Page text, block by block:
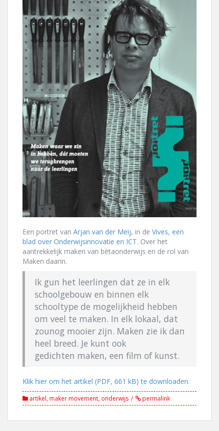
Een portret van Arjan van der Meij, in de Vives, een
blad over Onderwijsinnovatie en ICT. Over het
aantrekkelijk maken van bètaonderwijs en de rol van
Maken daarin.
Ik gun het leerlingen dat ze in elk
schoolgebouw en binnen elk
schooltype de mogelijkheid hebben
om veel te maken. In elk lokaal, dat
zounog mooier zijn. Maken zie ik dan
heel breed. Je kunt ook
gedichten maken, een film of kunst.
Klik hier om het artikel (PDF, 661 kB) te downloaden.
artikel,maker movement, onderwijs permalink